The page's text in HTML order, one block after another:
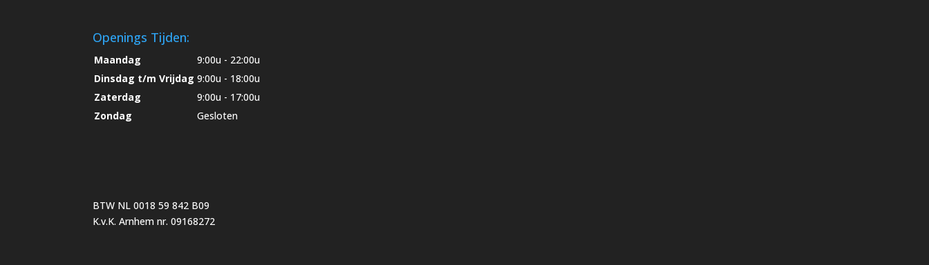
Openings Tijden:
Maandag
9:00u - 22:00u
Dinsdag t/m Vrijdag 9:00u - 18:00u
Zaterdag
9:00u - 17:00u
Zondag
Gesloten
BTW NL 0018 59 842 B09
K.v.K. Arnhem nr. 09168272